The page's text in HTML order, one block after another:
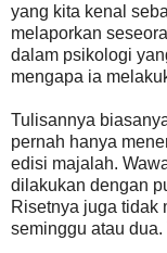
yang kita kenal
melaporkan
dalam psikologi
mengapa ia
Tulisannya
pernah hanya
edisi majalah.
dilakukan dengan
Risetnya juga tidak
seminggu atau